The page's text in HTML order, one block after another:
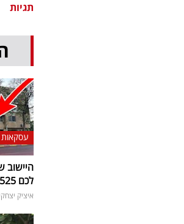
תגיות
היישוב
לכם 525 אלף שקל
איציק יצחקי